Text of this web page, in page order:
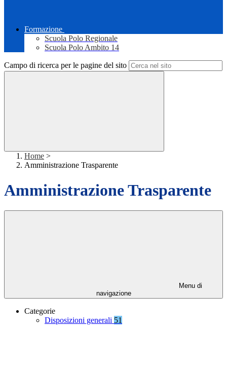
Formazione
Scuola Polo Regionale
Scuola Polo Ambito 14
Campo di ricerca per le pagine del sito
Home >
Amministrazione Trasparente
Amministrazione Trasparente
Menu di
navigazione
Categorie
Disposizioni generali 51